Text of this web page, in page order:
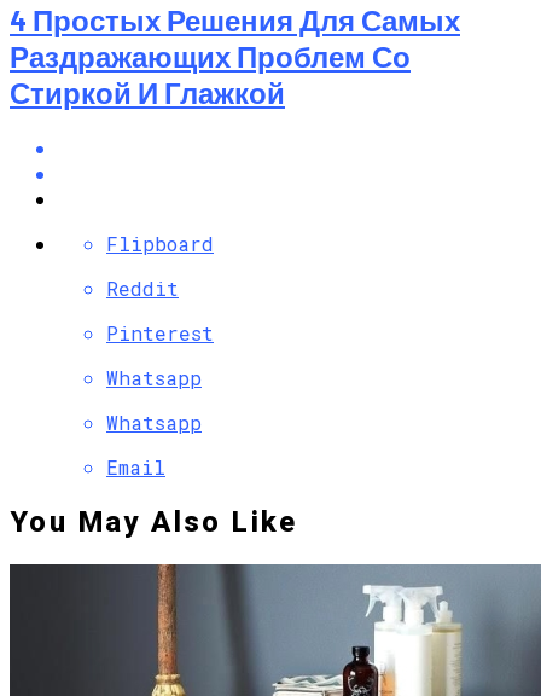
4 Простых Решения Для Самых
Раздражающих Проблем Со
Стиркой И Глажкой
Flipboard
Reddit
Pinterest
Whatsapp
Whatsapp
Email
You May Also Like